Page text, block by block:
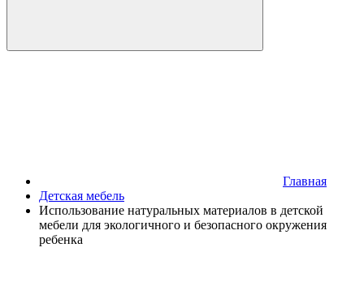
Главная
Детская мебель
Использование натуральных материалов в детской
мебели для экологичного и безопасного окружения
ребенка